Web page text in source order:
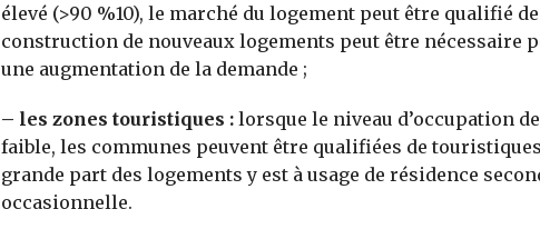
élevé (>90 %10), le marché du logement peut être qualifié
construction de nouveaux logements peut être nécessaire
une augmentation de la demande ;
– les zones touristiques :lorsque le niveau d’occupation
faible, les communes peuvent être qualifiées de
grande part des logements y est à usage de résidence
occasionnelle.